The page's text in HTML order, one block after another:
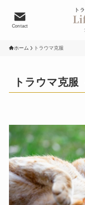
Contact
ホーム トラウマ克服
トラウマ克服